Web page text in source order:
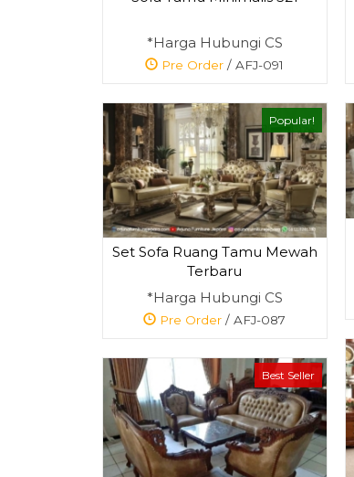
*Harga Hubungi CS
Pre Order / AFJ-091
Popular!
Set Sofa Ruang Tamu Mewah
Terbaru
*Harga Hubungi CS
Pre Order / AFJ-087
Best Seller